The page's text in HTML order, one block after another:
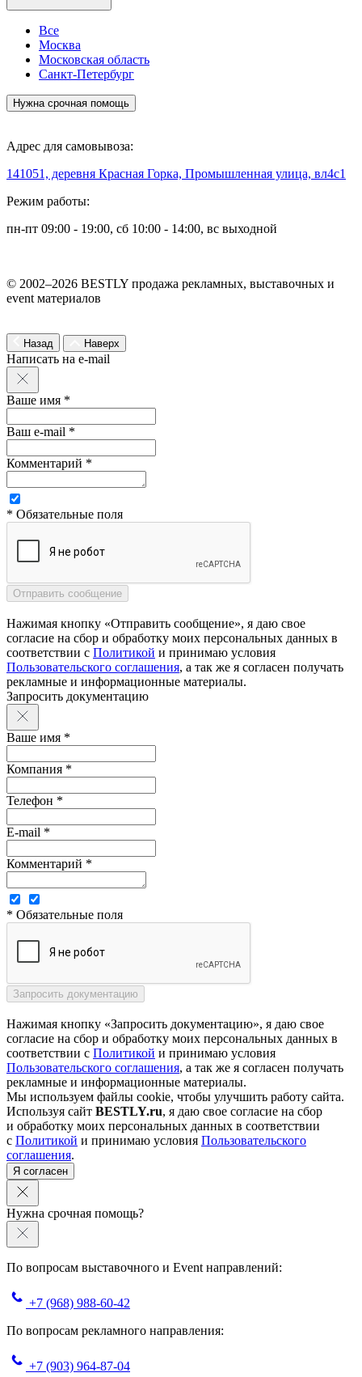
Все
Москва
Московская область
Санкт-Петербург
Нужна срочная помощь
Адрес для самовывоза:
141051, деревня Красная Горка, Промышленная улица, вл4с1
Режим работы:
пн-пт 09:00 - 19:00, сб 10:00 - 14:00, вс выходной
© 2002–2026 BESTLY продажа рекламных, выставочных и
event материалов
Назад Наверх
Написать на e-mail
Ваше имя *
Ваш e-mail *
Комментарий *
* Обязательные поля
Нажимая кнопку «Отправить сообщение», я даю свое
согласие на сбор и обработку моих персональных данных в
соответствии с Политикой и принимаю условия
Пользовательского соглашения, а так же я согласен получать
рекламные и информационные материалы.
Запросить документацию
Ваше имя *
Компания *
Телефон *
E-mail *
Комментарий *
* Обязательные поля
Нажимая кнопку «Запросить документацию», я даю свое
согласие на сбор и обработку моих персональных данных в
соответствии с Политикой и принимаю условия
Пользовательского соглашения, а так же я согласен получать
рекламные и информационные материалы.
Мы используем файлы cookie, чтобы улучшить работу сайта.
Используя сайт BESTLY.ru, я даю свое согласие на сбор
и обработку моих персональных данных в соответствии
с Политикой и принимаю условия Пользовательского
соглашения.
Я согласен
Нужна срочная помощь?
По вопросам выставочного и Event направлений:
+7 (968) 988-60-42
По вопросам рекламного направления:
+7 (903) 964-87-04